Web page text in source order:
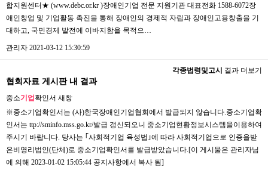
합지원센터★ ​(www.debc.or.kr )장애인기업 전문 지원기관 대표전화 1588-6072장
애인창업 및 기업활동 촉진을 통해 장애인의 경제적 자립과 장애인고용창출을 기
대하고, 국민경제 발전에 이바지함을 목적으…
관리자 2021-03-12 15:30:59
각종법령및고시 결과 더보기
협회자료 게시판 내 결과
중소기업 확인서 새창
※중소기업확인서는 (사)한국장애인기업협회에서 발급되지 않습니다.​중소기업확
인서는 ttp://sminfo.mss.go.kr/발급 갱신되오니 중소기업현황정보시스템을이용하여
주시기 바랍니다. ​당사는 ｢사회적기업 육성법｣에 따라 사회적기업으로 인증을받
은비영리법인(단체)로 중소기업확인서를 발급받았습니다.​​[이 게시물은 관리자님
에 의해 2023-01-02 15:05:44 공지사항에서 복사 됨]